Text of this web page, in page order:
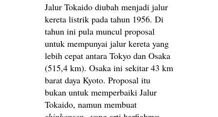
Jalur Tokaido diubah menjadi jalur
kereta listrik pada tahun 1956. Di
tahun ini pula muncul proposal
untuk mempunyai jalur kereta yang
lebih cepat antara Tokyo dan Osaka
(515,4 km). Osaka ini sekitar 43 km
barat daya Kyoto. Proposal itu
bukan untuk memperbaiki Jalur
Tokaido, namun membuat